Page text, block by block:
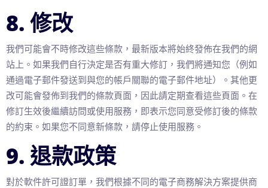
8. 修改
我們可能會不時修改這些條款，最新版本將始終發佈在我們的網
站上。如果我們自行決定是否有重大修訂，我們將通知您（例如
通過電子郵件發送到與您的帳戶關聯的電子郵件地址）。其他更
改可能會發佈到我們的條款頁面，因此請定期查看這些頁面。在
修訂生效後繼續訪問或使用服務，即表示您同意受修訂後的條款
的約束。如果您不同意新條款，請停止使用服務。
9. 退款政策
對於軟件許可證訂單，我們根據不同的電子商務解決方案提供商